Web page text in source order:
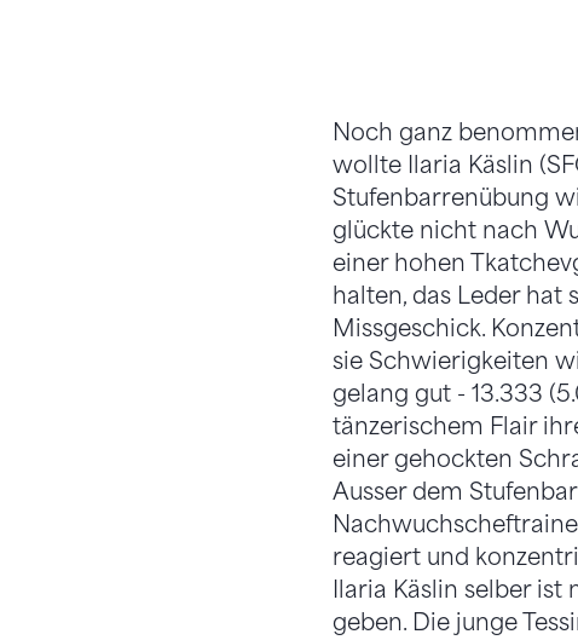
Noch ganz
wollte Ilaria Käslin
Stufenbarrenübung
glückte nicht nach
einer hohen
halten, das Leder hat
Missgeschick.
sie Schwierigkeiten
gelang gut - 13.333
tänzerischem Flair
einer gehockten
Ausser dem
reagiert und
Ilaria Käslin selber
geben. Die junge